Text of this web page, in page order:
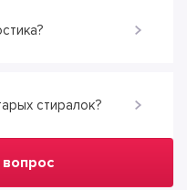
стиралок?